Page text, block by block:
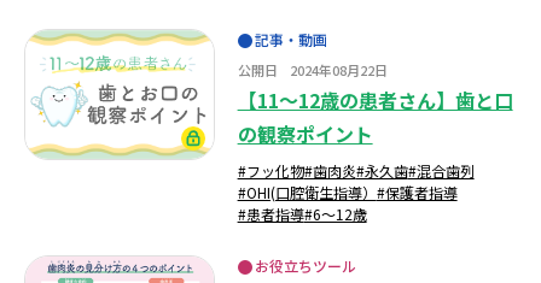
記事・動画
公開日 2024年08月22日
【11～12歳の患者さん】歯と口
の観察ポイント
#フッ化物#歯肉炎#永久歯#混合歯列
#OHI(口腔衛生指導） #保護者指導
#患者指導#6～12歳
お役立ちツール